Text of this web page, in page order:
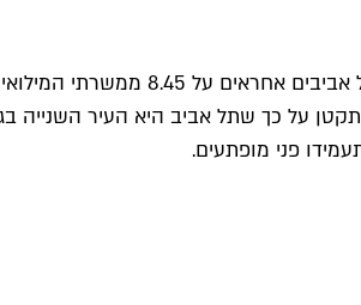
פני מופתעים.